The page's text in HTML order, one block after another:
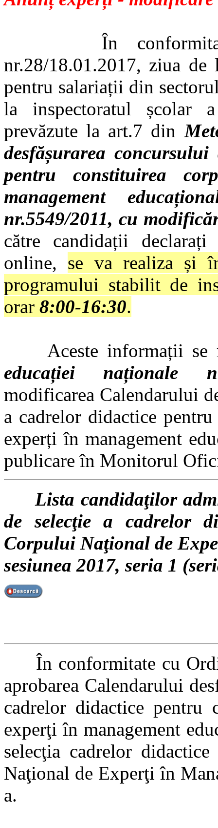
În conformitate
nr.28/18.01.2017, ziua
pentru salariații din
la inspectoratul școlar
prevăzute la art.7 din
desfășurarea
pentru constituirea
management
nr.5549/2011, cu
către candidații
online, se va realiza și
programului stabilit de
orar 8:00-16:30.
Aceste informații se
educației naționale
modificarea Calendarului
a cadrelor didactice
experți în management
publicare în Monitorul
Lista candidaţilor
de selecţie a cadrelor
Corpului Naţional de
sesiunea 2017, seria 1
În conformitate cu
aprobarea Calendarului
cadrelor didactice pentru
experţi în management
selecţia cadrelor
Naţional de Experţi în
a.